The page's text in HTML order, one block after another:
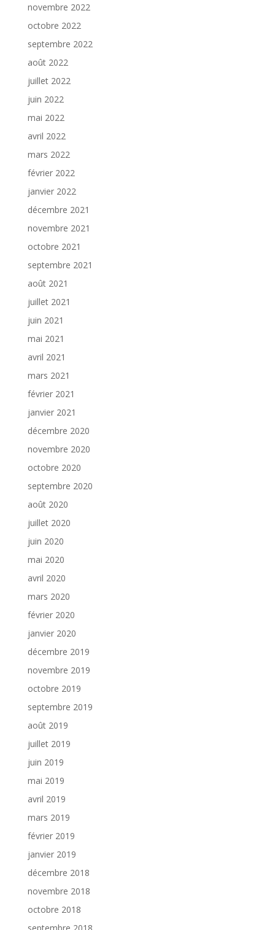
novembre 2022
octobre 2022
septembre 2022
août 2022
juillet 2022
juin 2022
mai 2022
avril 2022
mars 2022
février 2022
janvier 2022
décembre 2021
novembre 2021
octobre 2021
septembre 2021
août 2021
juillet 2021
juin 2021
mai 2021
avril 2021
mars 2021
février 2021
janvier 2021
décembre 2020
novembre 2020
octobre 2020
septembre 2020
août 2020
juillet 2020
juin 2020
mai 2020
avril 2020
mars 2020
février 2020
janvier 2020
décembre 2019
novembre 2019
octobre 2019
septembre 2019
août 2019
juillet 2019
juin 2019
mai 2019
avril 2019
mars 2019
février 2019
janvier 2019
décembre 2018
novembre 2018
octobre 2018